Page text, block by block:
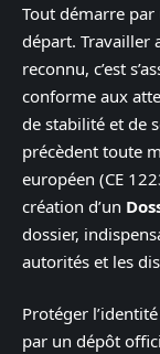
Tout démarre par
départ. Travailler
reconnu, c’est
conforme aux
de stabilité et de
précèdent toute
européen (CE
création d’un
dossier,
autorités et les
Protéger
par un dépôt